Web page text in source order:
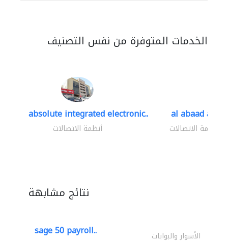
الخدمات المتوفرة من نفس التصنيف
absolute integrated electronic..
أنظمة الاتصالات
al abaad al..
أنظمة الاتصالات
نتائج مشابهة
sage 50 payroll.. الأسوار والبوابات